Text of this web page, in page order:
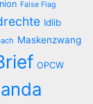
False Flag
Idlib
Maskenzwang
OPCW